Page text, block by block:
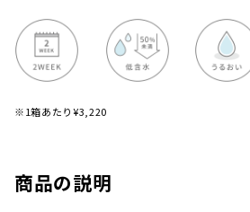
※1箱あたり¥3,220
商品の説明